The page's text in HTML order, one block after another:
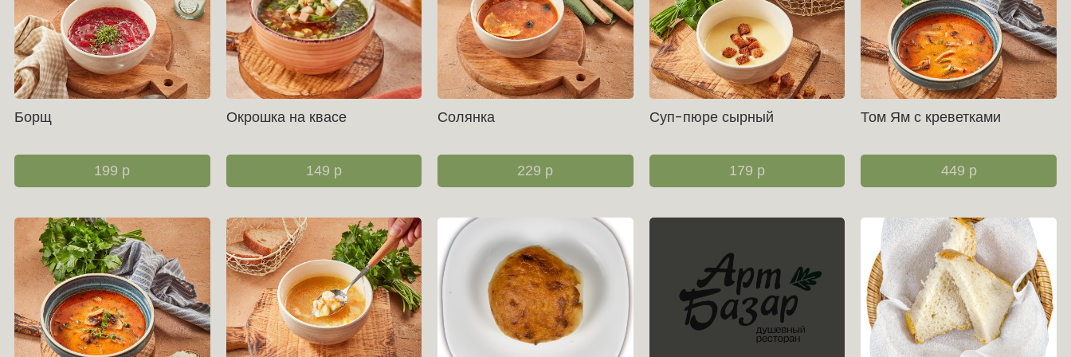
Борщ
199 р
Окрошка на квасе
149 р
Солянка
229 р
Суп-пюре сырный
179 р
Том Ям с креветками
449 р